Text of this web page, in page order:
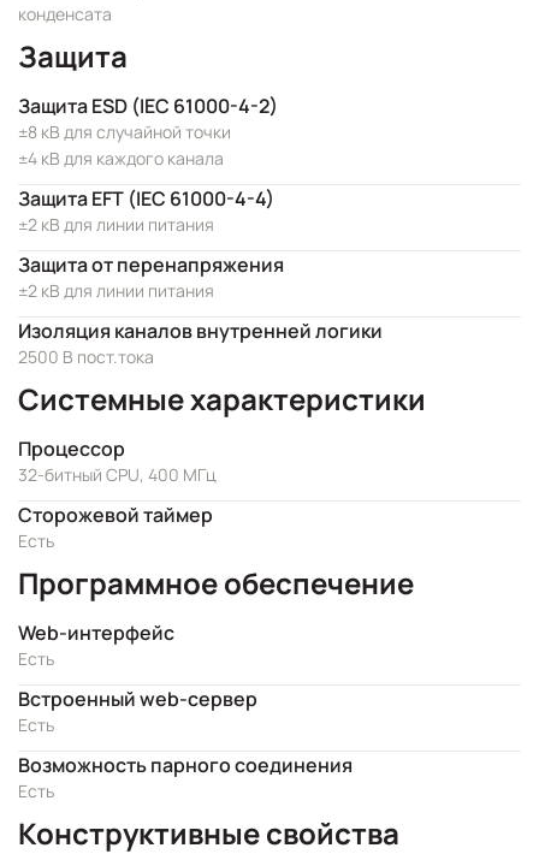
конденсата
Защита
Защита ESD (IEC 61000-4-2)
±8 кВ для случайной точки
±4 кВ для каждого канала
Защита EFT (IEC 61000-4-4)
±2 кВ для линии питания
Защита от перенапряжения
±2 кВ для линии питания
Изоляция каналов внутренней логики
2500 В пост.тока
Системные характеристики
Процессор
32-битный CPU, 400 МГц
Сторожевой таймер
Есть
Программное обеспечение
Web-интерфейс
Есть
Встроенный web-сервер
Есть
Возможность парного соединения
Есть
Конструктивные свойства